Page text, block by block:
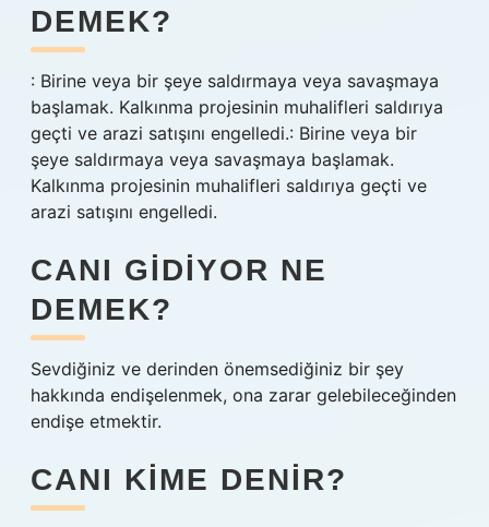
DEMEK?
: Birine veya bir şeye saldırmaya veya savaşmaya
başlamak. Kalkınma projesinin muhalifleri saldırıya
geçti ve arazi satışını engelledi.: Birine veya bir
şeye saldırmaya veya savaşmaya başlamak.
Kalkınma projesinin muhalifleri saldırıya geçti ve
arazi satışını engelledi.
CANI GIDIYOR NE
DEMEK?
Sevdiğiniz ve derinden önemsediğiniz bir şey
hakkında endişelenmek, ona zarar gelebileceğinden
endişe etmektir.
CANI KIME DENIR?